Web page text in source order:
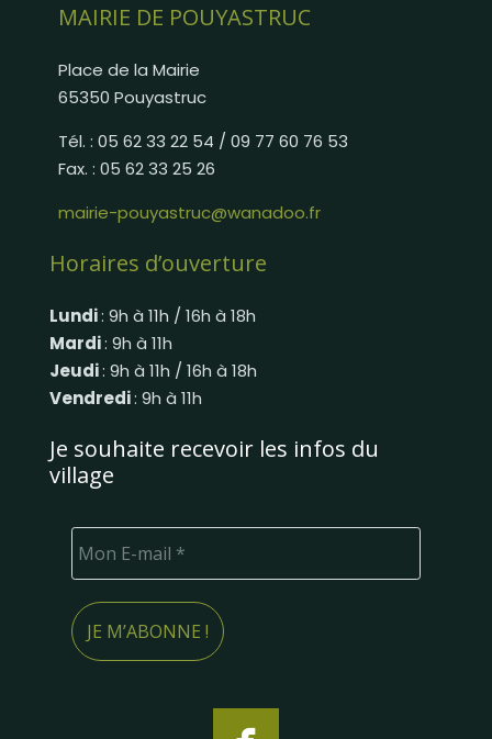
MAIRIE DE POUYASTRUC
Place de la Mairie
65350 Pouyastruc
Tél. : 05 62 33 22 54 / 09 77 60 76 53
Fax. : 05 62 33 25 26
mairie-pouyastruc@wanadoo.fr
Horaires d’ouverture
Lundi: 9h à 11h / 16h à 18h
Mardi: 9h à 11h
Jeudi: 9h à 11h / 16h à 18h
Vendredi: 9h à 11h
Je souhaite recevoir les infos du
village